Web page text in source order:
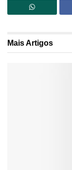
MaisArtigos